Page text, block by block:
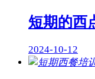
短期的西
2024-10-12